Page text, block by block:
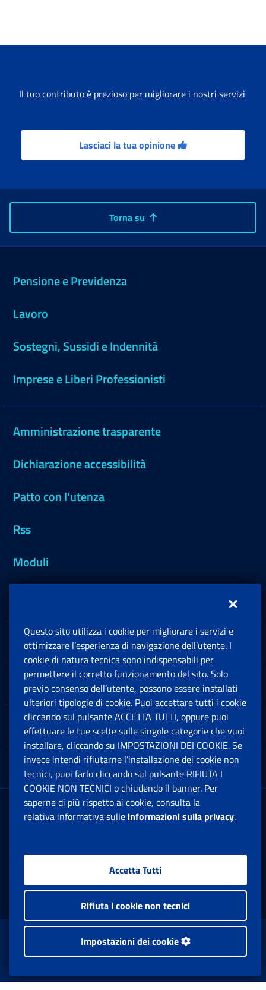
Il tuo contributo è prezioso per migliorare i nostri servizi
Lasciaci la tua opinione
Torna su
Pensione e Previdenza
Lavoro
Sostegni, Sussidi e Indennità
Imprese e Liberi Professionisti
Amministrazione trasparente
Dichiarazione accessibilità
Patto con l'utenza
Rss
Moduli
Sedi e Contatti
Software
Note Legali
App mobile
Sede Legale : Via Ciro il Grande, 21
00144 Roma
Facebook: Apre una nuova finestra
Twitter: Apre una nuova finestra
Whatsapp: Apre una nuova
Youtube: Apre una
Instagram:
www.inps.gov.it © 1997-2026
Istituto Nazionale Previdenza Sociale.
Questo sito utilizza i cookie per migliorare i servizi e
ottimizzare l’esperienza di navigazione dell’utente. I
cookie di natura tecnica sono indispensabili per
permettere il corretto funzionamento del sito. Solo
previo consenso dell’utente, possono essere installati
ulteriori tipologie di cookie. Puoi accettare tutti i cookie
cliccando sul pulsante ACCETTA TUTTI, oppure puoi
effettuare le tue scelte sulle singole categorie che vuoi
installare, cliccando su IMPOSTAZIONI DEI COOKIE. Se
invece intendi rifiutarne l’installazione dei cookie non
tecnici, puoi farlo cliccando sul pulsante RIFIUTA I
COOKIE NON TECNICI o chiudendo il banner. Per
saperne di più rispetto ai cookie, consulta la
relativa informativa sulle informazioni sulla privacy.
Accetta Tutti
Rifiuta i cookie non tecnici
Impostazioni dei cookie